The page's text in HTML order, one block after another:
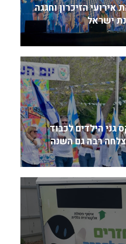
אירועי הזיכרון וחגגה
גני הילדים לכבוד